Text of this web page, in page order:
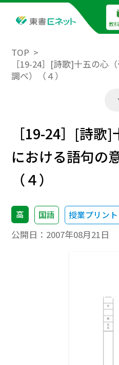
教
TOP
［19-24］[詩歌]十五の心
調べ）（４）
［19-24］[詩歌
における語句の
（４）
高 国語 授業プリン
公開日： 2007年08月21日